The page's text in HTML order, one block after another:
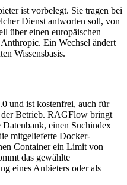
ist vorbelegt. Sie tragen bei
Dienst antworten soll, von
über einen europäischen
Ein Wechsel ändert
Wissensbasis.
und ist kostenfrei, auch für
Betrieb. RAGFlow bringt
einen Suchindex
mitgelieferte Docker-
Container ein Limit von
das gewählte
eines Anbieters oder als